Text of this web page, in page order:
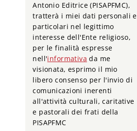
Antonio Editrice (PISAPFMC),
tratterà i miei dati personali e
particolari nel legittimo
interesse dell'Ente religioso,
per le finalità espresse
nell'informativa da me
visionata, esprimo il mio
libero consenso per l'invio di
comunicazioni inerenti
all'attività culturali, caritative
e pastorali dei frati della
PISAPFMC